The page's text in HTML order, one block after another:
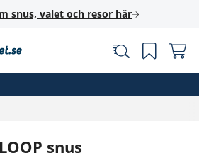
snus, valet och resor här
LOOP snus